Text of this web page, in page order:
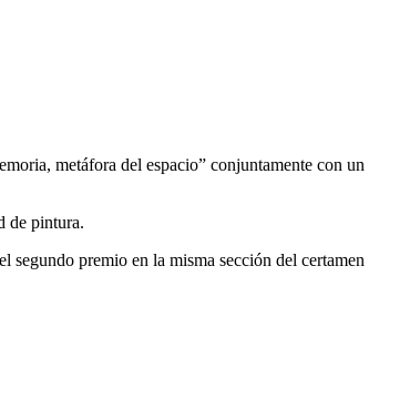
metáfora del espacio” conjuntamente con un
de pintura.
premio en la misma sección del certamen